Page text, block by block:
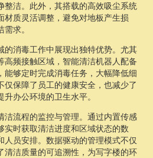
整洁。此外，其搭载的高效吸尘系统
材质灵活调整，避免对地板产生损
求。
的消毒工作中展现出独特优势。尤其
高频接触区域，智能清洁机器人配备
能够定时完成消毒任务，大幅降低细
仅保障了员工的健康安全，也减少了
办公环境的卫生水平。
洁流程的监控与管理。通过内置传感
实时获取清洁进度和区域状态的数
人员安排。数据驱动的管理模式不仅
清洁质量的可追溯性，为写字楼的环